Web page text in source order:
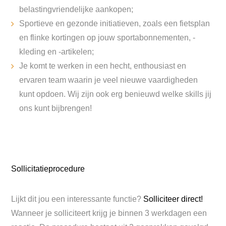
belastingvriendelijke aankopen;
Sportieve en gezonde initiatieven, zoals een fietsplan
en flinke kortingen op jouw sportabonnementen, -
kleding en -artikelen;
Je komt te werken in een hecht, enthousiast en
ervaren team waarin je veel nieuwe vaardigheden
kunt opdoen. Wij zijn ook erg benieuwd welke skills jij
ons kunt bijbrengen!
Sollicitatieprocedure
Lijkt dit jou een interessante functie? Solliciteer direct!
Wanneer je solliciteert krijg je binnen 3 werkdagen een